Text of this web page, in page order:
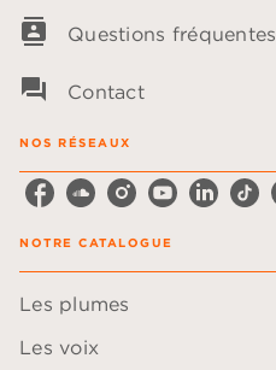
contacts Questions fréquentes
question_answer Contact
NOS RÉSEAUX
NOTRE CATALOGUE
Les plumes
Les voix